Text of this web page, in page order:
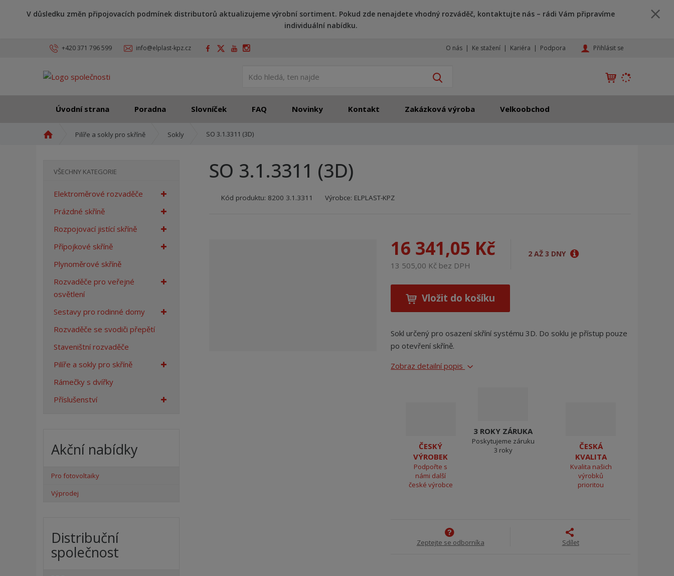
V důsledku změn připojovacích podmínek distributorů aktualizujeme výrobní sortiment. Pokud zde nenajdete vhodný rozváděč, kontaktujte nás – rádi Vám připravíme
individuální nabídku.
+420 371 796 599 info@elplast-kpz.cz O nás Ke stažení Kariéra Podpora Přihlásit se
l
e
Úvodní strana Poradna Slovníček FAQ Novinky Kontakt Zakázková výroba Velkoobchod
s
t
a
n
Pilíře a sokly pro skříně Sokly SO 3.1.3311 (3D)
SO 3.1.3311 (3D)
Kód produktu: 8200 3.1.3311 Kód výrobce: 8595208695933
Kód dodavatele:8595208695933
Výrobce: ELPLAST-KPZ
16 341,05 Kč
13 505,00 Kč bez DPH
2 AŽ 3 DNY
Vložit do košíku
Sokl určený pro osazení skříní systému 3D. Do soklu je přístup pouze
po otevření skříně.
Zobraz detailní popis
ČESKÝ
VÝROBEK
Podpořte s
námi další
české výrobce
3 ROKY ZÁRUKA
Poskytujeme záruku
3 roky
ČESKÁ
KVALITA
Kvalita našich
výrobků
prioritou
Zeptejte se odborníka Sdílet
VŠECHNY KATEGORIE
Elektroměrové rozvaděče
Prázdné skříně
Rozpojovací jistící skříně
Přípojkové skříně
Plynoměrové skříně
Rozvaděče pro veřejné
osvětlení
Sestavy pro rodinné domy
Rozvaděče se svodiči přepětí
Staveništní rozvaděče
Pilíře a sokly pro skříně
Rámečky s dvířky
Příslušenství
Akční nabídky
Pro fotovoltaiky
Výprodej
Distribuční
společnost